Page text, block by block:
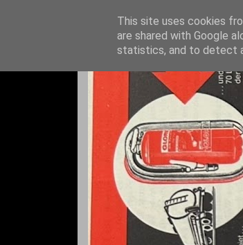
This site uses cookies
are shared with Google
statistics, and to detect